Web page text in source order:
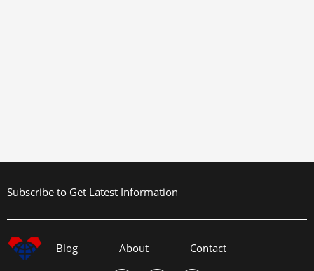
Subscribe to Get Latest Information
Blog About
Contact